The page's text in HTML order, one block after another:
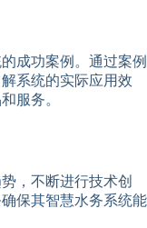
成功案例。通过案例
系统的实际应用效
服务。
，不断进行技术创
保其智慧水务系统能